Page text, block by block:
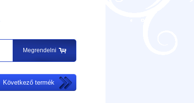
Megrendelni
Következő termék